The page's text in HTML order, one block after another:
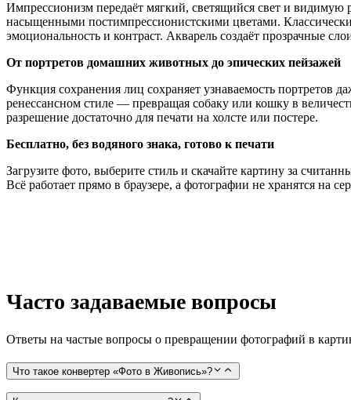
Импрессионизм передаёт мягкий, светящийся свет и
насыщенными постимпрессионистскими цветами.
эмоциональность и контраст. Акварель создаёт прозрачные
От портретов домашних животных до эпических пейзажей
Функция сохранения лиц сохраняет узнаваемость портретов
ренессансном стиле — превращая собаку или кошку в
разрешение достаточно для печати на холсте или постере.
Бесплатно, без водяного знака, готово к печати
Загрузите фото, выберите стиль и скачайте картину за
Всё работает прямо в браузере, а фотографии не хранятся на
Часто задаваемые вопросы
Ответы на частые вопросы о превращении фотографий в
Что такое конвертер «Фото в Живопись»?